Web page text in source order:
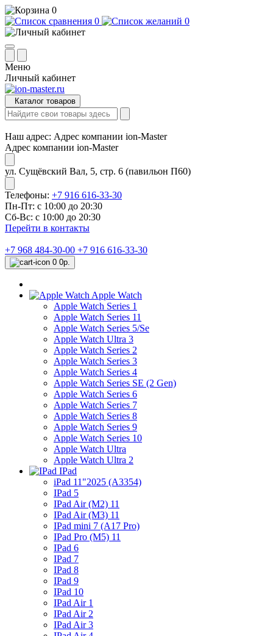
0
0
0
Меню
Личный кабинет
Каталог товаров
Наш адрес: Адрес компании ion-Master
Адрес компании ion-Master
ул. Сущёвский Вал, 5, стр. 6 (павильон П60)
Телефоны: +7 916 616-33-30
Пн-Пт: с 10:00 до 20:30
Сб-Вс: с 10:00 до 20:30
Перейти в контакты
+7 968 484-30-00 +7 916 616-33-30
0 0р.
Apple Watch
Apple Watch Series 1
Apple Watch Series 11
Apple Watch Series 5/Se
Apple Watch Ultra 3
Apple Watch Series 2
Apple Watch Series 3
Apple Watch Series 4
Apple Watch Series SE (2 Gen)
Apple Watch Series 6
Apple Watch Series 7
Apple Watch Series 8
Apple Watch Series 9
Apple Watch Series 10
Apple Watch Ultra
Apple Watch Ultra 2
IPad
iPad 11"2025 (A3354)
IPad 5
IPad Air (M2) 11
IPad Air (M3) 11
IPad mini 7 (A17 Pro)
IPad Pro (M5) 11
IPad 6
IPad 7
IPad 8
IPad 9
IPad 10
IPad Air 1
IPad Air 2
IPad Air 3